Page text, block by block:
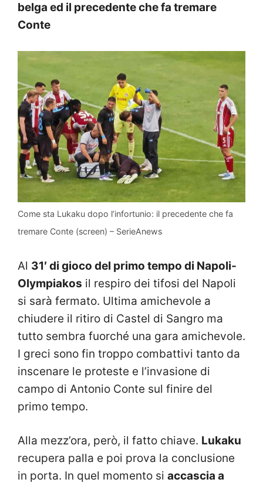
belga ed il precedente che fa tremare
Conte
Come sta Lukaku dopo l’infortunio: il precedente che fa
tremare Conte (screen) – SerieAnews
Al 31′ di gioco del primo tempo di Napoli-
Olympiakos il respiro dei tifosi del Napoli
si sarà fermato. Ultima amichevole a
chiudere il ritiro di Castel di Sangro ma
tutto sembra fuorché una gara amichevole.
I greci sono fin troppo combattivi tanto da
inscenare le proteste e l’invasione di
campo di Antonio Conte sul finire del
primo tempo.
Alla mezz’ora, però, il fatto chiave. Lukaku
recupera palla e poi prova la conclusione
in porta. In quel momento si accascia a